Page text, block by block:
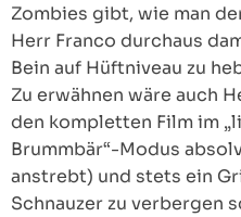
Zombies gibt, wie man
Herr Franco durchaus
Bein auf Hüftniveau zu
Zu erwähnen wäre auch
den kompletten Film im
Brummbär“-Modus
anstrebt) und stets ein
Schnauzer zu verbergen